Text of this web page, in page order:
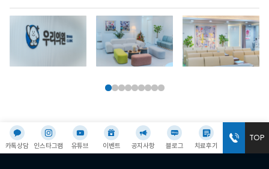
카톡상담 인스타그램 유튜브 이벤트 공지사항 블로그 치료후기
TOP